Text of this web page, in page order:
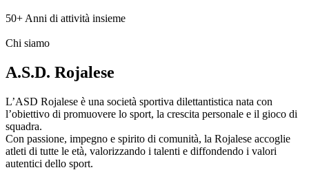
50+ Anni di attività insieme
Chi siamo
A.S.D. Rojalese
L’ASD Rojalese è una società sportiva dilettantistica nata con
l’obiettivo di promuovere lo sport, la crescita personale e il gioco di
squadra.
Con passione, impegno e spirito di comunità, la Rojalese accoglie
atleti di tutte le età, valorizzando i talenti e diffondendo i valori
autentici dello sport.